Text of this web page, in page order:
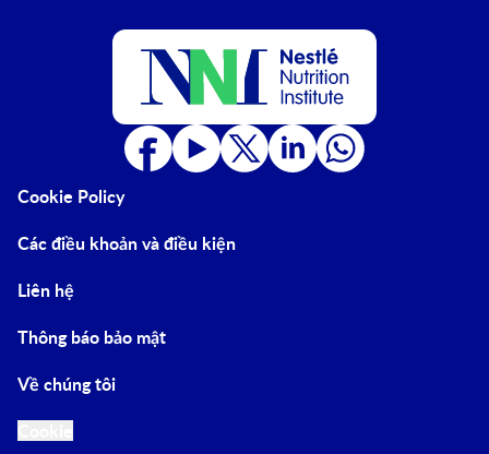
Cookie Policy
Các điều khoản và điều kiện
Liên hệ
Thông báo bảo mật
Về chúng tôi